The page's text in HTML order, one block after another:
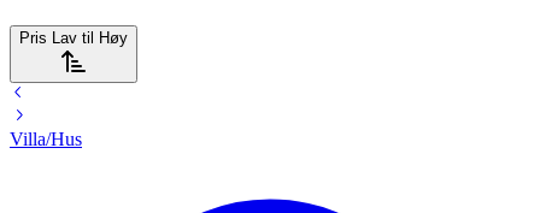
Pris Lav til Høy
Villa/Hus